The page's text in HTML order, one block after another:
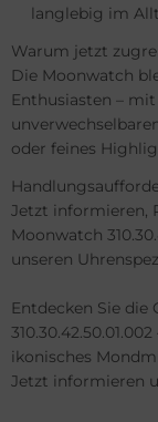
langlebig im
Warum jetzt
Die Moonwatch
Enthusiasten –
oder feines
Jetzt informieren,
Moonwatch
unseren
Entdecken Sie
ikonisches
Jetzt informieren